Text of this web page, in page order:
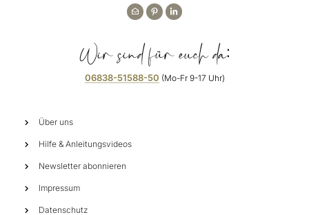
Wir sind für euch da:
06838-51588-50 (Mo-Fr 9-17 Uhr)
Über uns
Hilfe & Anleitungsvideos
Newsletter abonnieren
Impressum
Datenschutz